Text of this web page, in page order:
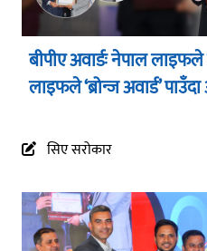
बीपीए अवार्डः नेपाल
लाइफले ‘ब्रोन्ज अवार्ड’
सिए सरोकार